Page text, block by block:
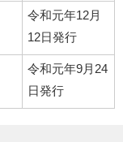
令和元年12月
12日発行
令和元年9月24
日発行